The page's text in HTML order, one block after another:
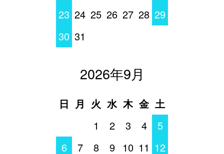
23 24 25 26 27 28 29
30 31
2026年9月
日 月 火 水 木 金 土
1
2 3 4
5
6
7 8 9 10 11 12